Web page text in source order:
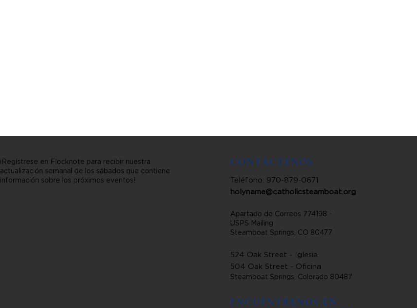
¡Regístrese en Flocknote para recibir nuestra
actualización semanal de los sábados que contiene
información sobre los próximos eventos!
CONTÁCTENOS
Teléfono: 970-879-0671
holyname@catholicsteamboat.org
Apartado de Correos 774198 -
USPS Mailing
Steamboat Springs, CO 80477
524 Oak Street - Iglesia
504 Oak Street - Oficina
Steamboat Springs, Colorado 80487
ENCUÉNTRENOS EN